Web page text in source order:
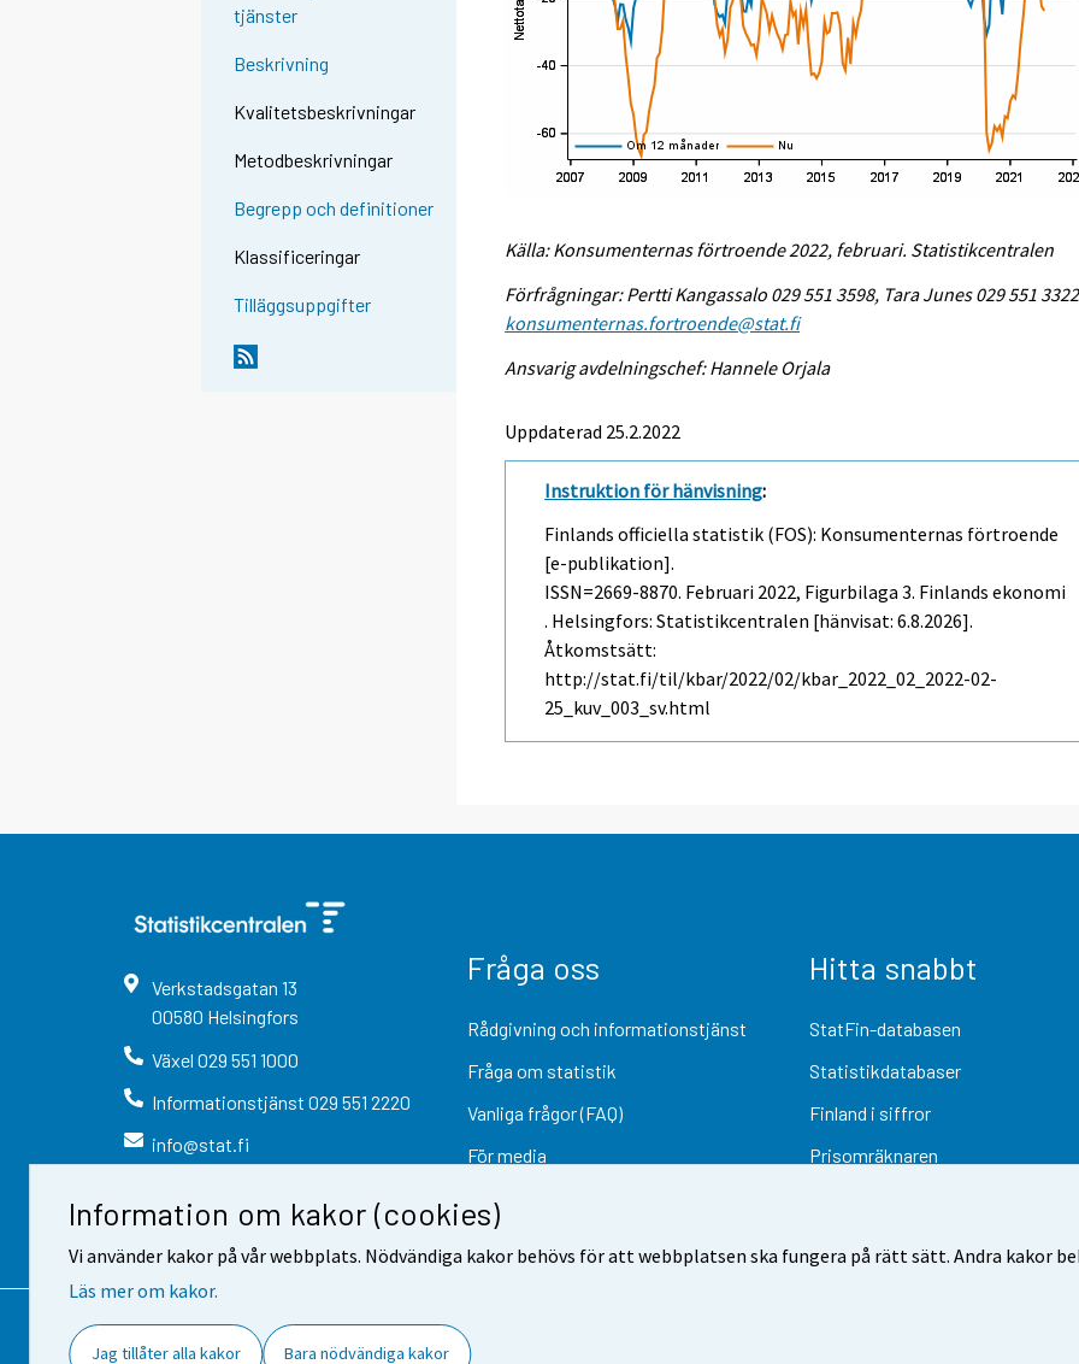
Information om kakor (cookies)
Vi använder kakor på vår webbplats. Nödvändiga kakor behövs för att webbplatsen ska fungera på rätt sätt. Andra kakor
Läs mer om kakor.
Jag tillåter alla kakor Bara nödvändiga kakor
tjänster
Beskrivning
Kvalitetsbeskrivningar
Metodbeskrivningar
Begrepp och definitioner
Klassificeringar
Tilläggsuppgifter
Källa: Konsumenternas förtroende 2022, februari. Statistikcentralen
Förfrågningar: Pertti Kangassalo 029 551 3598, Tara Junes 029 551
konsumenternas.fortroende@stat.fi
Ansvarig avdelningschef: Hannele Orjala
Uppdaterad 25.2.2022
Instruktion för hänvisning:
Finlands officiella statistik (FOS): Konsumenternas förtroende
[e-publikation].
ISSN=2669-8870. Februari 2022, Figurbilaga 3. Finlands ekonomi
. Helsingfors: Statistikcentralen [hänvisat: 6.8.2026].
Åtkomstsätt:
http://stat.fi/til/kbar/2022/02/kbar_2022_02_2022-02-
25_kuv_003_sv.html
Verkstadsgatan 13
00580 Helsingfors
Växel 029 551 1000
Informationstjänst 029 551 2220
info@stat.fi
Fråga oss
Rådgivning och informationstjänst
Fråga om statistik
Vanliga frågor (FAQ)
För media
Hitta snabbt
StatFin-databasen
Statistikdatabaser
Finland i siffror
Prisomräknaren
Kontaktinformation Respons